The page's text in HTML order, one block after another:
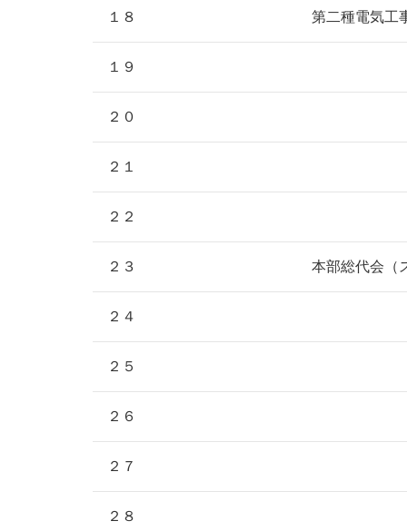
１８ 第二種電気工
１９
２０
２１
２２
２３ 本部総代会（
２４
２５
２６
２７
２８